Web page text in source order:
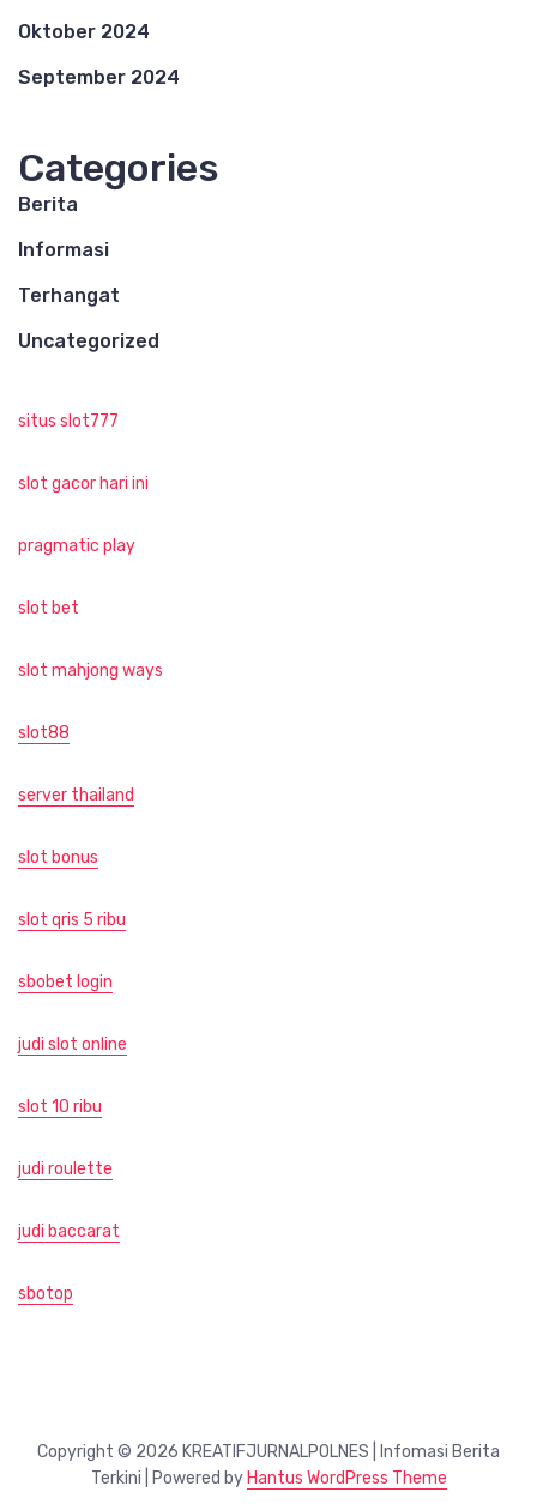
Oktober 2024
September 2024
Categories
Berita
Informasi
Terhangat
Uncategorized
situs slot777
slot gacor hari ini
pragmatic play
slot bet
slot mahjong ways
slot88
server thailand
slot bonus
slot qris 5 ribu
sbobet login
judi slot online
slot 10 ribu
judi roulette
judi baccarat
sbotop
Copyright © 2026 KREATIFJURNALPOLNES | Infomasi Berita
Terkini | Powered by Hantus WordPress Theme